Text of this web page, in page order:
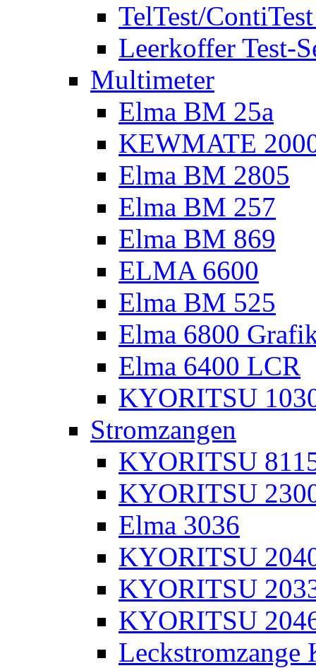
TelTest/
Leerkoffer Test-
Multimeter
Elma BM 25a
KEWMATE
Elma BM 2805
Elma BM 257
Elma BM 869
ELMA 6600
Elma BM 525
Elma 6800
Elma 6400 LCR
KYORITSU
Stromzangen
KYORITSU
KYORITSU
Elma 3036
KYORITSU
KYORITSU
KYORITSU
Leckstromzange